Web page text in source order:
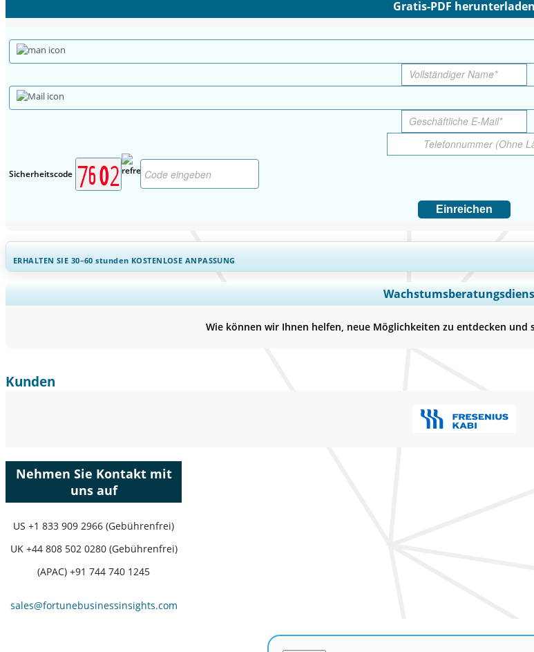
Gratis-PDF herunterladen
Sicherheitscode
Einreichen
ERHALTEN SIE 30–60stunden KOSTENLOSE ANPASSUNG
Regionale und länderspezifische Abdeckung erweitern, Segmentanalyse,
Wie können wir Ihnen helfen, neue Möglichkeiten zu entdecken und
Kunden
Nehmen Sie Kontakt mit
uns auf
US +1 833 909 2966 (Gebührenfrei)
UK +44 808 502 0280 (Gebührenfrei)
(APAC) +91 744 740 1245
sales@fortunebusinessinsights.com